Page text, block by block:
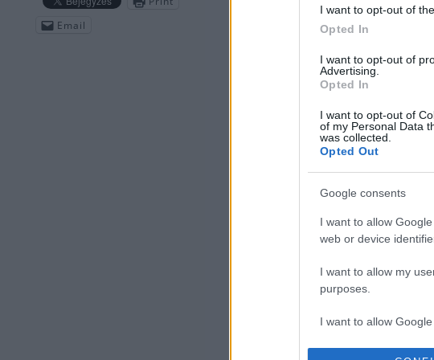
I want to opt-out of
Opted In
I want to opt-out of
Advertising.
Opted In
I want to opt-out of
of my Personal Data
was collected.
Opted Out
Google consents
I want to allow
web or device
I want to allow my
purposes.
I want to allow
Lesújtva fogadtuk a
Email